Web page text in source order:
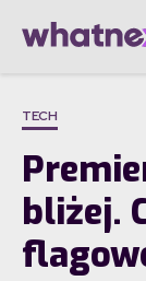
TECH
bliżej.